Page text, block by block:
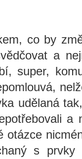
co by
a
super,
udělaná
a
otázce
s